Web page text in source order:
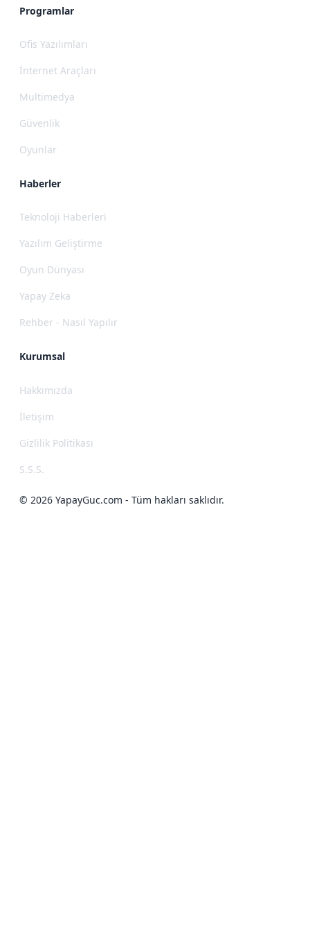
Programlar
Ofis Yazılımları
İnternet Araçları
Multimedya
Güvenlik
Oyunlar
Haberler
Teknoloji Haberleri
Yazılım Geliştirme
Oyun Dünyası
Yapay Zeka
Rehber - Nasıl Yapılır
Kurumsal
Hakkımızda
İletişim
Gizlilik Politikası
S.S.S.
© 2026 YapayGuc.com - Tüm hakları saklıdır.